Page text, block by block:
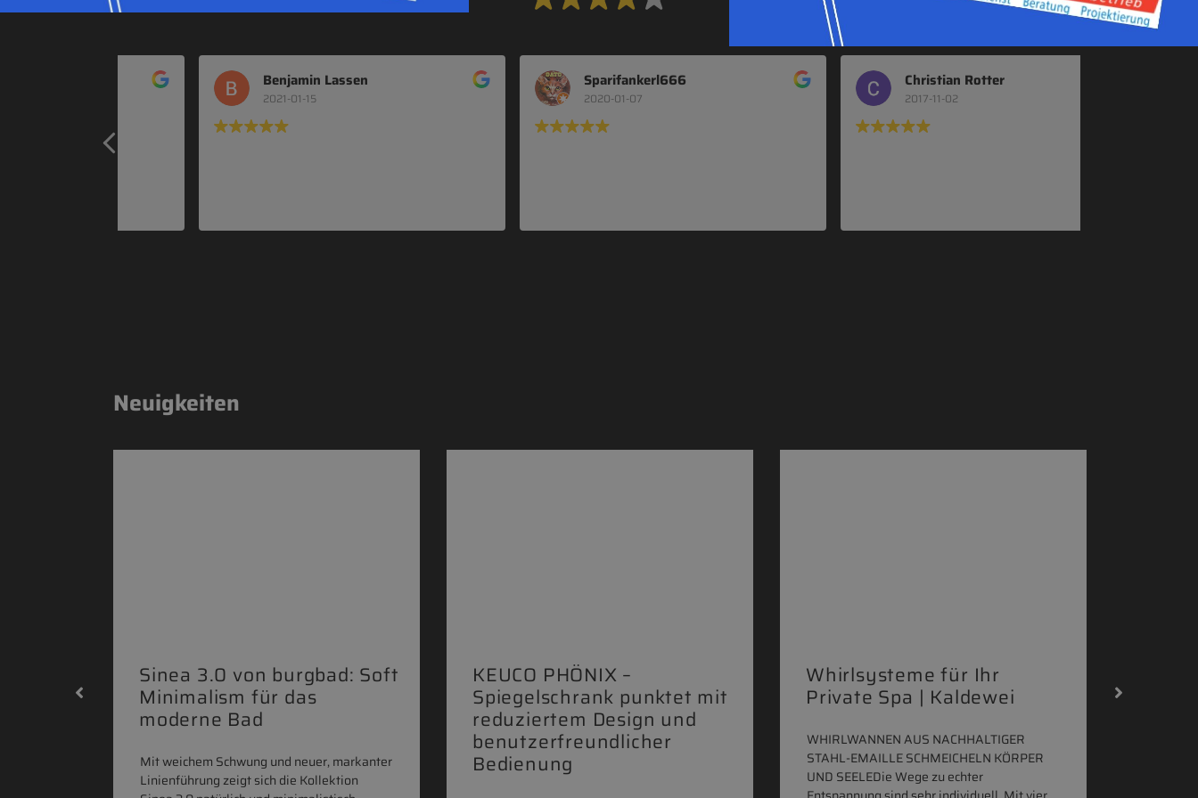
Benjamin Lassen
2021-01-15
Sparifankerl666
2020-01-07
Christian Rotter
2017-11-02
Neuigkeiten
Sinea 3.0 von burgbad: Soft
Minimalism für das
moderne Bad
Mit weichem Schwung und neuer, markanter
Linienführung zeigt sich die Kollektion
KEUCO PHÖNIX –
Spiegelschrank punktet mit
reduziertem Design und
benutzerfreundlicher
Bedienung
Whirlsysteme für Ihr
Private Spa | Kaldewei
WHIRLWANNEN AUS NACHHALTIGER
STAHL-EMAILLE SCHMEICHELN KÖRPER
UND SEELEDie Wege zu echter